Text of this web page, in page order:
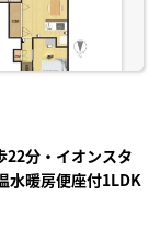
22分・イオンスタ
水暖房便座付1LDK